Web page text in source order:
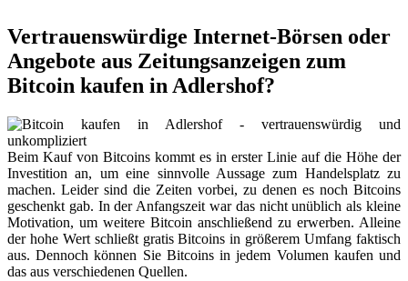
Vertrauenswürdige Internet-Börsen oder
Angebote aus Zeitungsanzeigen zum
Bitcoin kaufen in Adlershof?
Beim Kauf von Bitcoins kommt es in erster Linie auf die Höhe der
Investition an, um eine sinnvolle Aussage zum Handelsplatz zu
machen. Leider sind die Zeiten vorbei, zu denen es noch Bitcoins
geschenkt gab. In der Anfangszeit war das nicht unüblich als kleine
Motivation, um weitere Bitcoin anschließend zu erwerben. Alleine
der hohe Wert schließt gratis Bitcoins in größerem Umfang faktisch
aus. Dennoch können Sie Bitcoins in jedem Volumen kaufen und
das aus verschiedenen Quellen.